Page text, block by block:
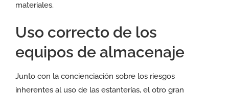
materiales.
Uso correcto de los
equipos de almacenaje
Junto con la concienciación sobre los riesgos
inherentes al uso de las estanterías, el otro gran